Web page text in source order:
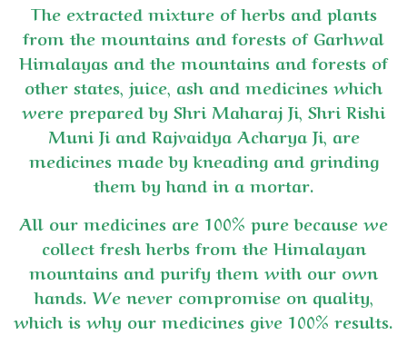
The extracted mixture of herbs and plants
from the mountains and forests of Garhwal
Himalayas and the mountains and forests of
other states, juice, ash and medicines which
were prepared by Shri Maharaj Ji, Shri Rishi
Muni Ji and Rajvaidya Acharya Ji, are
medicines made by kneading and grinding
them by hand in a mortar.
All our medicines are 100% pure because we
collect fresh herbs from the Himalayan
mountains and purify them with our own
hands. We never compromise on quality,
which is why our medicines give 100% results.